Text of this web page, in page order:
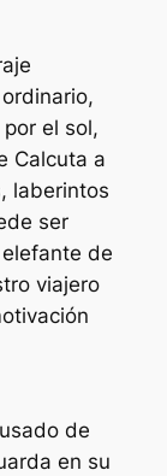
el sol,
Calcuta a
laberintos
ser
de
viajero
de
en su